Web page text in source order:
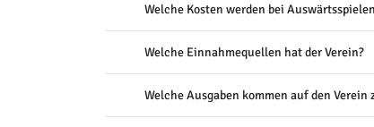
Welche Kosten werden bei
Welche Einnahmequellen hat der Verein?
Welche Ausgaben kommen auf den Verein